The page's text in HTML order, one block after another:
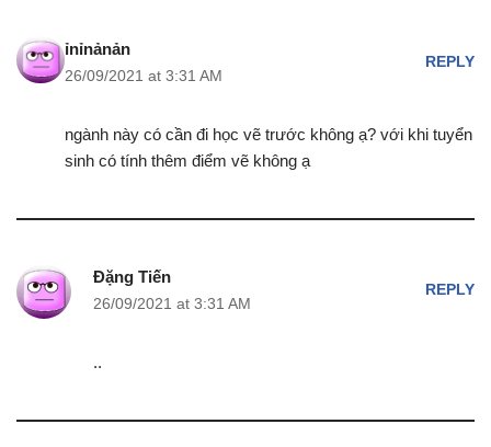
ỉnỉnảnản
26/09/2021 at 3:31 AM
REPLY
ngành này có cần đi học vẽ trước không ạ? với khi tuyển
sinh có tính thêm điểm vẽ không ạ
Đặng Tiến
26/09/2021 at 3:31 AM
REPLY
..